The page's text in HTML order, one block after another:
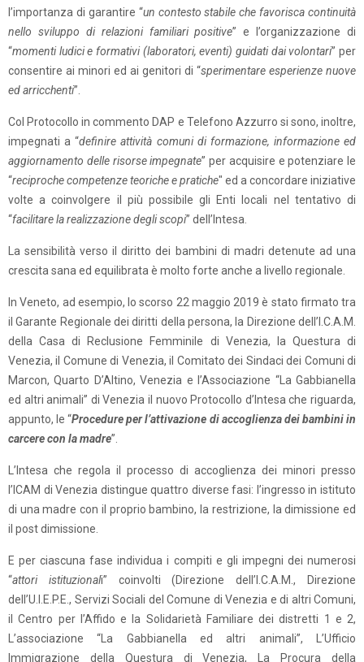
l’importanza di garantire “un contesto stabile che favorisca continuità
nello sviluppo di relazioni familiari positive” e l’organizzazione di
“momenti ludici e formativi (laboratori, eventi) guidati dai volontari” per
consentire ai minori ed ai genitori di “sperimentare esperienze nuove
ed arricchenti”.
Col Protocollo in commento DAP e Telefono Azzurro si sono, inoltre,
impegnati a “definire attività comuni di formazione, informazione ed
aggiornamento delle risorse impegnate” per acquisire e potenziare le
“reciproche competenze teoriche e pratiche" ed a concordare iniziative
volte a coinvolgere il più possibile gli Enti locali nel tentativo di
“facilitare la realizzazione degli scopi” dell’Intesa.
La sensibilità verso il diritto dei bambini di madri detenute ad una
crescita sana ed equilibrata è molto forte anche a livello regionale.
In Veneto, ad esempio, lo scorso 22 maggio 2019 è stato firmato tra
il Garante Regionale dei diritti della persona, la Direzione dell’I.C.A.M.
della Casa di Reclusione Femminile di Venezia, la Questura di
Venezia, il Comune di Venezia, il Comitato dei Sindaci dei Comuni di
Marcon, Quarto D’Altino, Venezia e l’Associazione “La Gabbianella
ed altri animali” di Venezia il nuovo Protocollo d’Intesa che riguarda,
appunto, le “Procedure per l’attivazione di accoglienza dei bambini in
carcere con la madre”.
L’Intesa che regola il processo di accoglienza dei minori presso
l’ICAM di Venezia distingue quattro diverse fasi: l’ingresso in istituto
di una madre con il proprio bambino, la restrizione, la dimissione ed
il post dimissione.
E per ciascuna fase individua i compiti e gli impegni dei numerosi
“attori istituzionali” coinvolti (Direzione dell’I.C.A.M., Direzione
dell’U.I.E.P.E., Servizi Sociali del Comune di Venezia e di altri Comuni,
il Centro per l’Affido e la Solidarietà Familiare dei distretti 1 e 2,
L’associazione “La Gabbianella ed altri animali”, L’Ufficio
Immigrazione della Questura di Venezia, La Procura della